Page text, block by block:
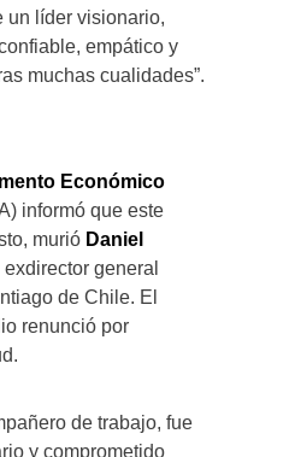
un líder visionario,
empático y
muchas cualidades”.
Económico
informó que este
murió Daniel
exdirector general
de Chile. El
renunció por
de trabajo, fue
y comprometido